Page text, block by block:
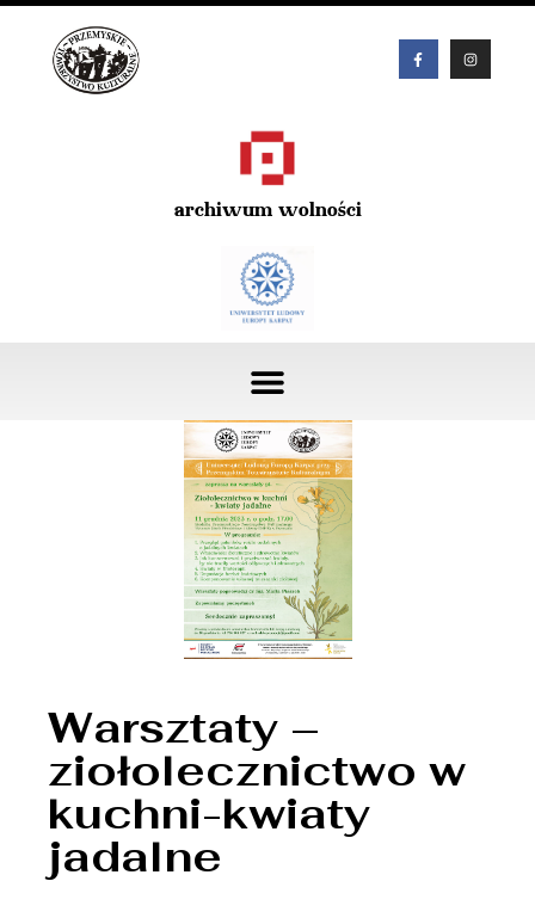
archiwum wolności
Warsztaty –
ziołolecznictwo w
kuchni-kwiaty
jadalne